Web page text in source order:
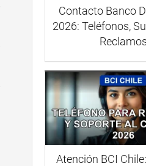
Contacto Banco
2026: Teléfonos,
Reclamos
Atención BCI